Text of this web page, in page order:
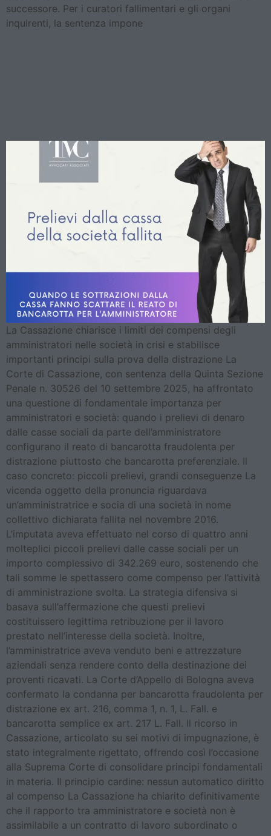
successore. Per i curatori fallimentari e gli organi
inquirenti, la sentenza impone
La Cassazione chiarisce i limiti dei compensi degli
amministratori nelle società in crisi e stabilisce
importanti principi sulla prova della distrazione La
Corte di Cassazione, con sentenza della Quinta Sezione
Penale n. 30526 del 10 settembre 2025, ha affrontato
una questione di fondamentale importanza per
amministratori e società: quando i prelievi di denaro
dalle casse sociali da parte dell’amministratore
configurano il reato di bancarotta fraudolenta per
distrazione piuttosto che bancarotta preferenziale. Il
caso concreto: piccoli prelievi, grandi conseguenze La
vicenda oggetto della pronuncia riguardava
un’amministratrice e socia di una società in nome
collettivo dichiarata fallita nel novembre 2016.
L’imputata aveva effettuato nel corso di quattro anni
molteplici piccoli prelievi dalle casse sociali per un
importo complessivo di 342.269 euro, sostenendo che
tali somme le spettassero come compenso per l’attività
di amministrazione svolta. La strategia difensiva si
basava sull’affermazione che questi prelievi
costituissero legittima retribuzione per il lavoro
prestato nell’interesse della società. Inoltre,
l’amministratrice aveva venduto beni e attrezzature
aziendali senza rendere conto della destinazione dei
proventi ricavati. La Corte d’Appello di Bologna aveva
confermato la condanna per bancarotta fraudolenta per
distrazione ex art. 216, comma 1, n. 1, L. Fall. e
bancarotta semplice ex art. 217 L. Fall. Il ricorso in
Cassazione, articolato su sei motivi di impugnazione, è
stato integralmente rigettato, offrendo così l’occasione
alla Suprema Corte di consolidare principi fondamentali
in materia. Il principio cardine: nessun automatico diritto
al compenso La Cassazione ha chiarito definitivamente
che il rapporto tra amministratore e società non è
assimilabile a un contratto di lavoro subordinato o